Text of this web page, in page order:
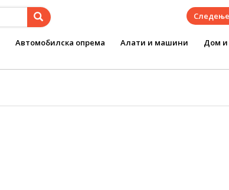
Автомобилска опрема Алати и машини Дом и